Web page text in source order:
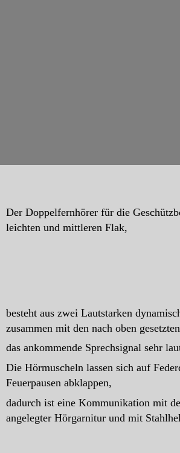
Der Doppelfernhörer für die
leichten und mittleren Flak,
besteht aus zwei Lautstarken
zusammen mit den nach oben
das ankommende Sprechsignal sehr
Die Hörmuscheln lassen sich auf
Feuerpausen abklappen,
dadurch ist eine Kommunikation mit
angelegter Hörgarnitur und mit